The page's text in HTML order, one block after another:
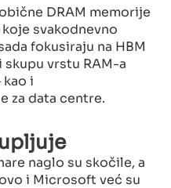
DRAM memorije
svakodnevno
fokusiraju na HBM
vrstu RAM-a
i
za data centre.
naglo su skočile, a
i Microsoft već su